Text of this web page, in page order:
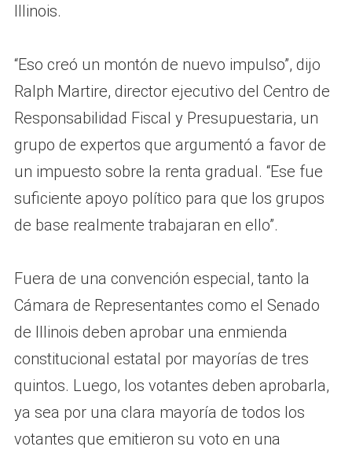
Illinois.
“Eso creó un montón de nuevo impulso”, dijo
Ralph Martire, director ejecutivo del Centro de
Responsabilidad Fiscal y Presupuestaria, un
grupo de expertos que argumentó a favor de
un impuesto sobre la renta gradual. “Ese fue
suficiente apoyo político para que los grupos
de base realmente trabajaran en ello”.
Fuera de una convención especial, tanto la
Cámara de Representantes como el Senado
de Illinois deben aprobar una enmienda
constitucional estatal por mayorías de tres
quintos. Luego, los votantes deben aprobarla,
ya sea por una clara mayoría de todos los
votantes que emitieron su voto en una